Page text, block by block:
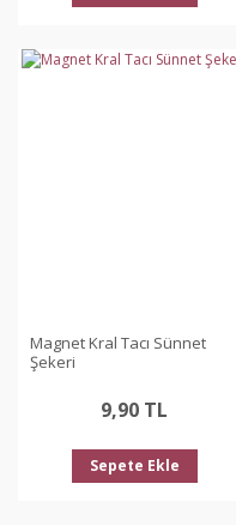
Magnet Kral Tacı Sünnet
Şekeri
9,90 TL
Sepete Ekle